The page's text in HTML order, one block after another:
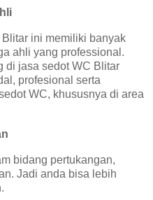
ini memiliki banyak
ahli yang professional.
di jasa sedot WC Blitar
profesional serta
WC, khususnya di area
bidang pertukangan,
Jadi anda bisa lebih